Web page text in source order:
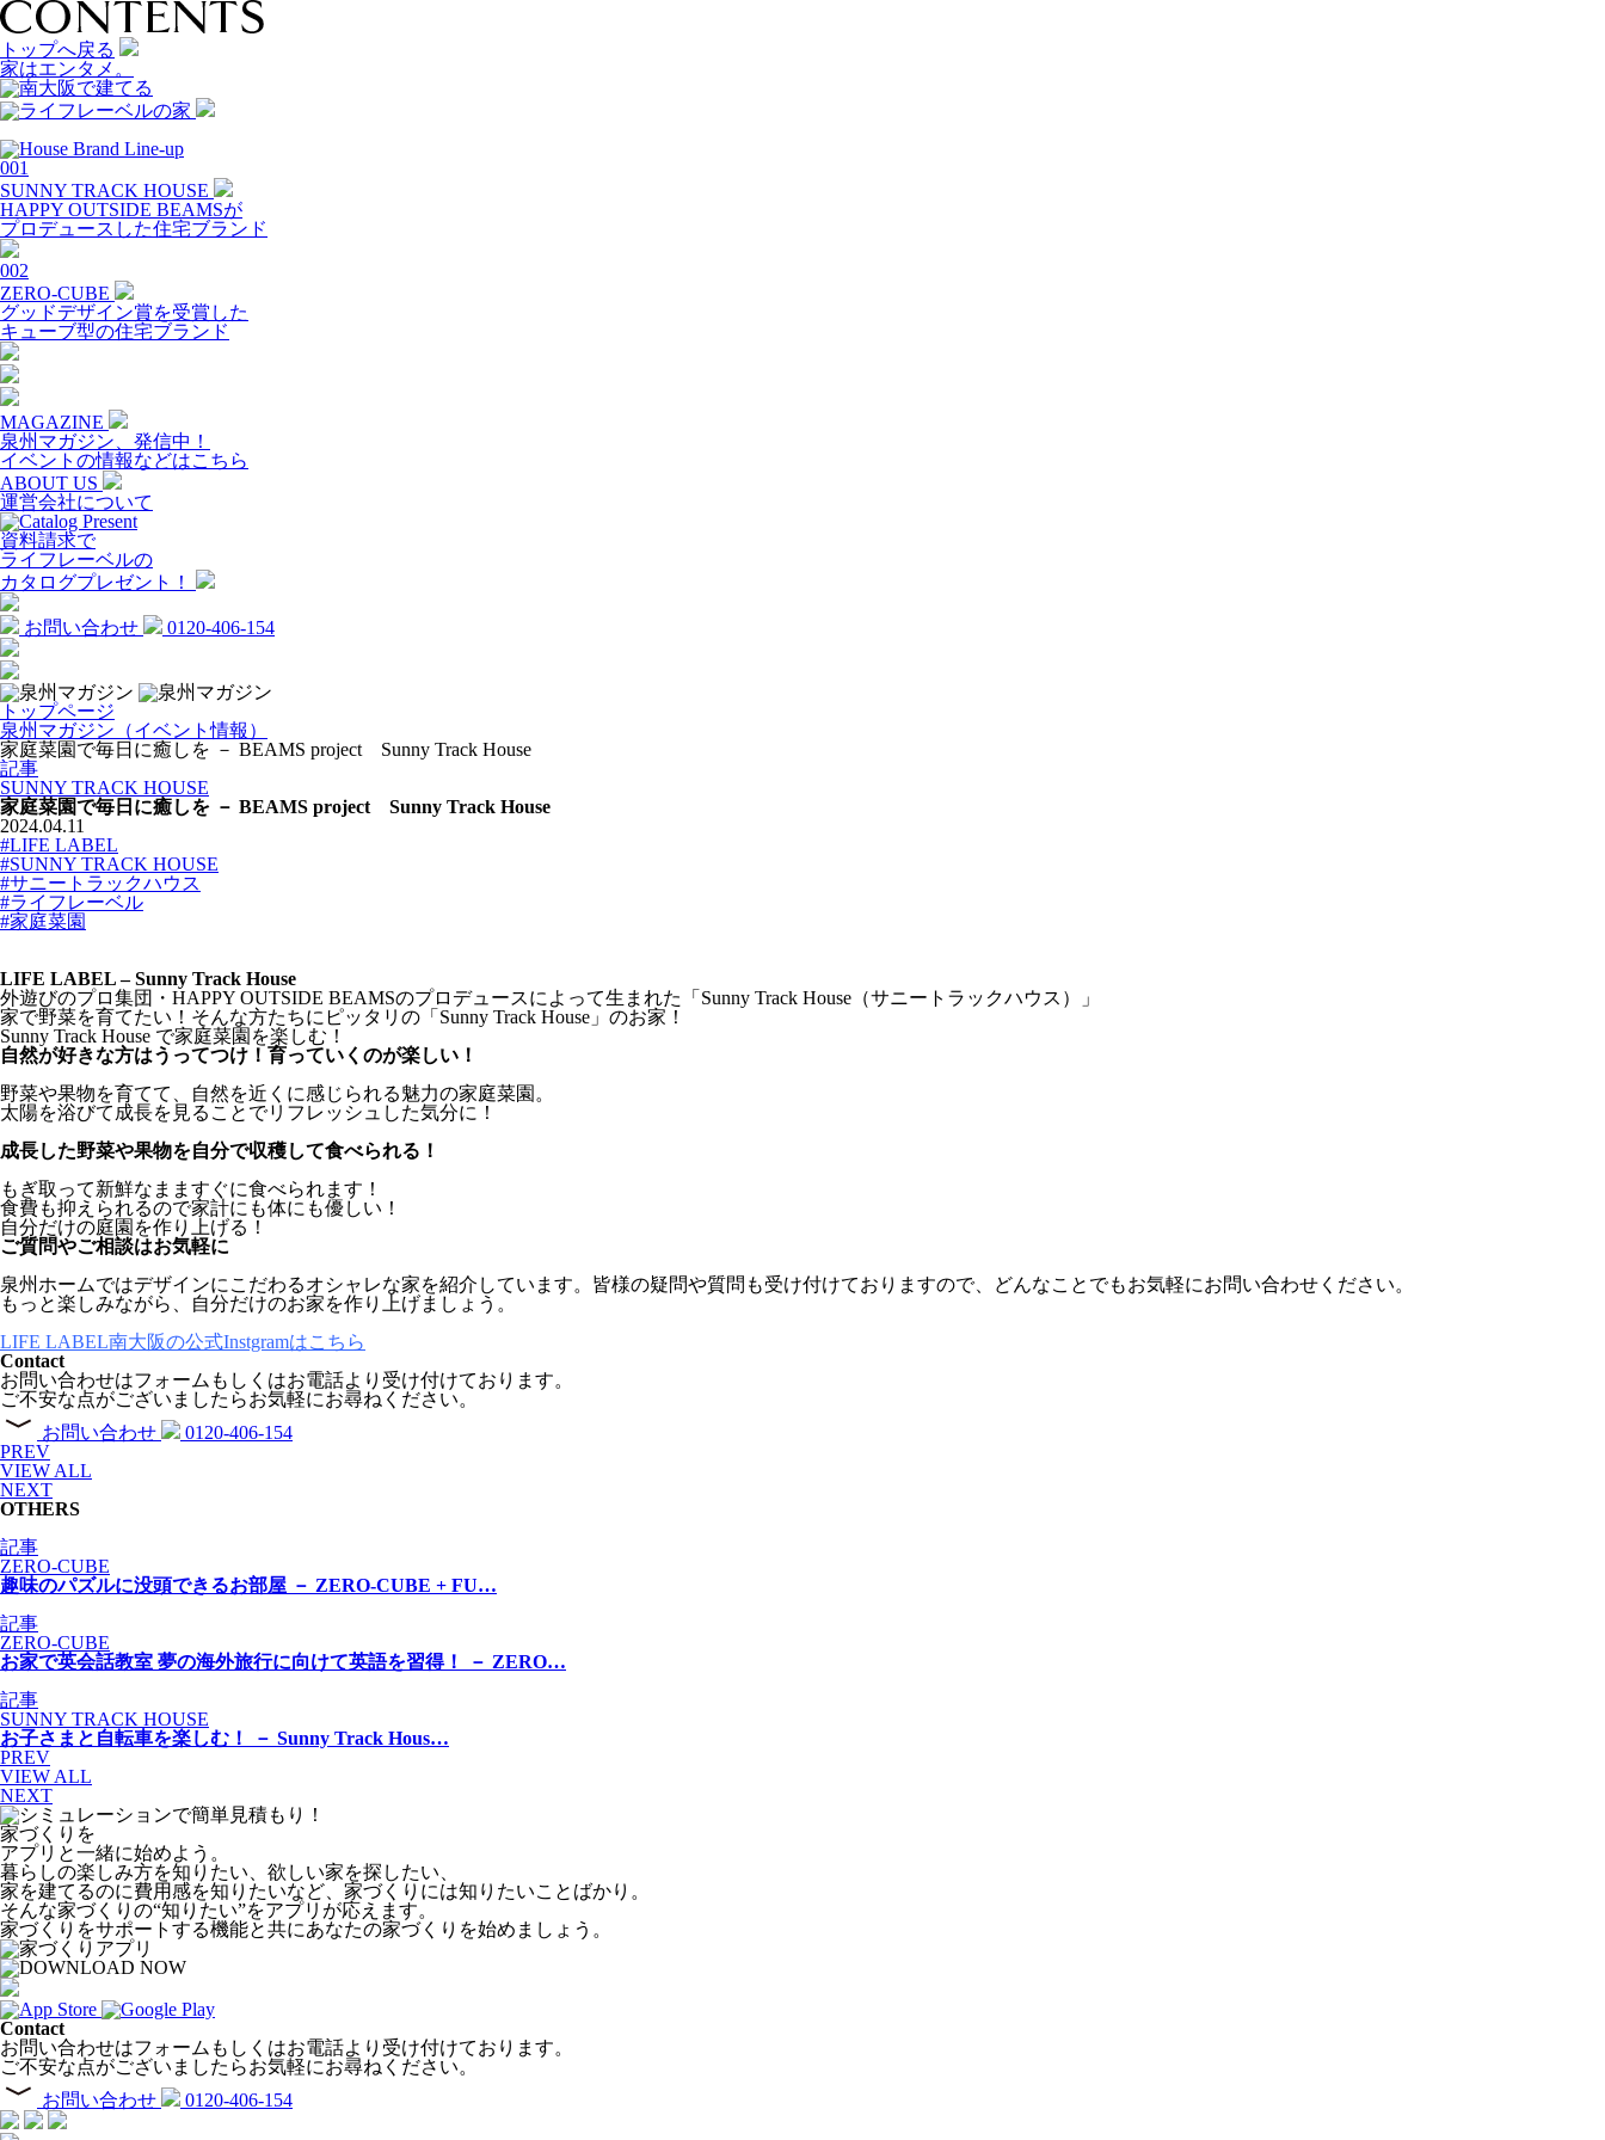
トップへ戻る
家はエンタメ。
001
SUNNY TRACK HOUSE
HAPPY OUTSIDE BEAMSが
プロデュースした住宅ブランド
002
ZERO-CUBE
グッドデザイン賞を受賞した
キューブ型の住宅ブランド
MAGAZINE
泉州マガジン、発信中！
イベントの情報などはこちら
ABOUT US
運営会社について
資料請求で
ライフレーベルの
カタログプレゼント！
お問い合わせ 0120-406-154
トップページ
泉州マガジン（イベント情報）
家庭菜園で毎日に癒しを － BEAMS project Sunny Track House
記事
SUNNY TRACK HOUSE
家庭菜園で毎日に癒しを － BEAMS project Sunny Track House
2024.04.11
#LIFE LABEL
#SUNNY TRACK HOUSE
#サニートラックハウス
#ライフレーベル
#家庭菜園
LIFE LABEL – Sunny Track House
外遊びのプロ集団・HAPPY OUTSIDE BEAMSのプロデュースによって生まれた「Sunny Track House（サニートラックハウス）」
家で野菜を育てたい！そんな方たちにピッタリの「Sunny Track House」のお家！
Sunny Track House で家庭菜園を楽しむ！
自然が好きな方はうってつけ！育っていくのが楽しい！
野菜や果物を育てて、自然を近くに感じられる魅力の家庭菜園。
太陽を浴びて成長を見ることでリフレッシュした気分に！
成長した野菜や果物を自分で収穫して食べられる！
もぎ取って新鮮なまますぐに食べられます！
食費も抑えられるので家計にも体にも優しい！
自分だけの庭園を作り上げる！
ご質問やご相談はお気軽に
泉州ホームではデザインにこだわるオシャレな家を紹介しています。皆様の疑問や質問も受け付けておりますので、どんなことでもお気軽にお問い合わせください。
もっと楽しみながら、自分だけのお家を作り上げましょう。
LIFE LABEL南大阪の公式Instgramはこちら
Contact
お問い合わせはフォームもしくはお電話より受け付けております。
ご不安な点がございましたらお気軽にお尋ねください。
お問い合わせ
0120-406-154
PREV
VIEW ALL
NEXT
OTHERS
記事
ZERO-CUBE
趣味のパズルに没頭できるお部屋 － ZERO-CUBE + FU…
記事
ZERO-CUBE
お家で英会話教室 夢の海外旅行に向けて英語を習得！ － ZERO…
記事
SUNNY TRACK HOUSE
お子さまと自転車を楽しむ！ － Sunny Track Hous…
PREV
VIEW ALL
NEXT
家づくりを
アプリと一緒に始めよう。
暮らしの楽しみ方を知りたい、欲しい家を探したい、
家を建てるのに費用感を知りたいなど、家づくりには知りたいことばかり。
そんな家づくりの“知りたい”をアプリが応えます。
家づくりをサポートする機能と共にあなたの家づくりを始めましょう。
Contact
お問い合わせはフォームもしくはお電話より受け付けております。
ご不安な点がございましたらお気軽にお尋ねください。
お問い合わせ
0120-406-154